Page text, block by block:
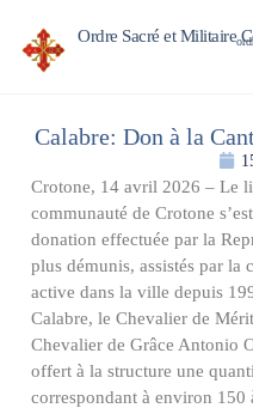
Ordre Sacré et Militaire
Calabre: Don à la
Crotone, 14 avril 2026 – Le
communauté de Crotone
donation effectuée par la
plus démunis, assistés par la
active dans la ville depuis
Calabre, le Chevalier de
Chevalier de Grâce Antonio
offert à la structure une
correspondant à environ